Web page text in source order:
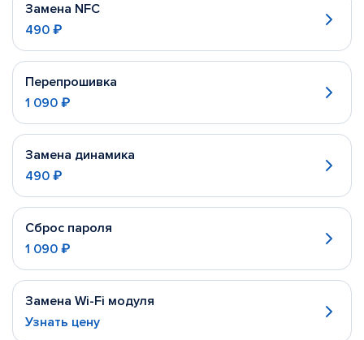
Замена NFC
490 ₽
Перепрошивка
1 090 ₽
Замена динамика
490 ₽
Сброс пароля
1 090 ₽
Замена Wi-Fi модуля
Узнать цену